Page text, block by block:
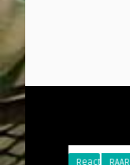
RAARMAARWAAR